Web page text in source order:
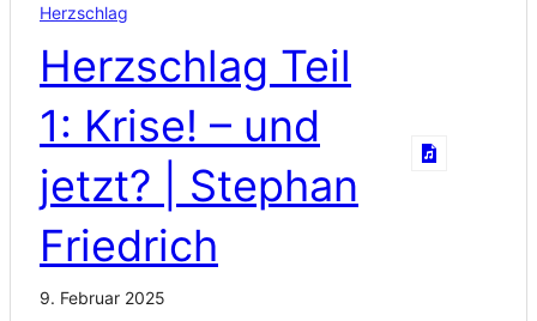
Herzschlag
Herzschlag Teil
1: Krise! – und
jetzt? | Stephan
Friedrich
9. Februar 2025